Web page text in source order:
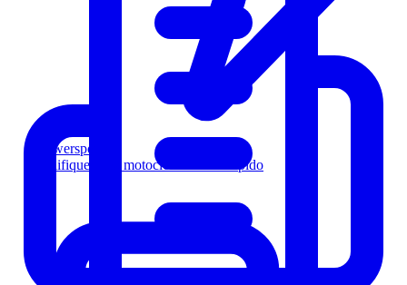
Powersports
Califique a los motociclistas más rápido